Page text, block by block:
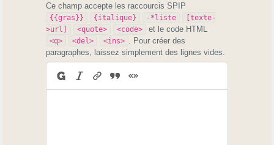
Ce champ accepte les raccourcis SPIP
{{gras}} {italique} -*liste
[texte-
>url]
<quote> <code> et le code HTML
<q> <del> <ins>
. Pour créer des
paragraphes, laissez simplement des lignes vides.